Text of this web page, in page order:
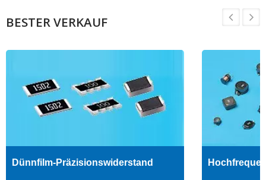
BESTER VERKAUF
Dünnfilm-Präzisionswiderstand